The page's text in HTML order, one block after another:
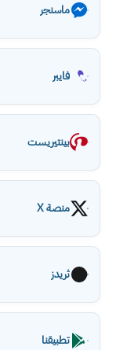
ماسنجر
فايبر
بينتيريست
منصة X
ثريدز
تطبيقنا